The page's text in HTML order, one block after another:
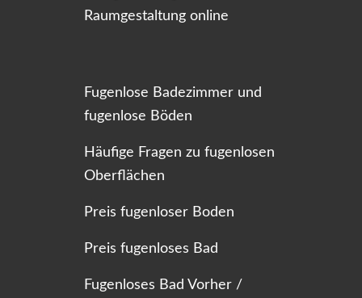
Raumgestaltung online
Fugenlose Badezimmer und
fugenlose Böden
Häufige Fragen zu fugenlosen
Oberflächen
Preis fugenloser Boden
Preis fugenloses Bad
Fugenloses Bad Vorher /